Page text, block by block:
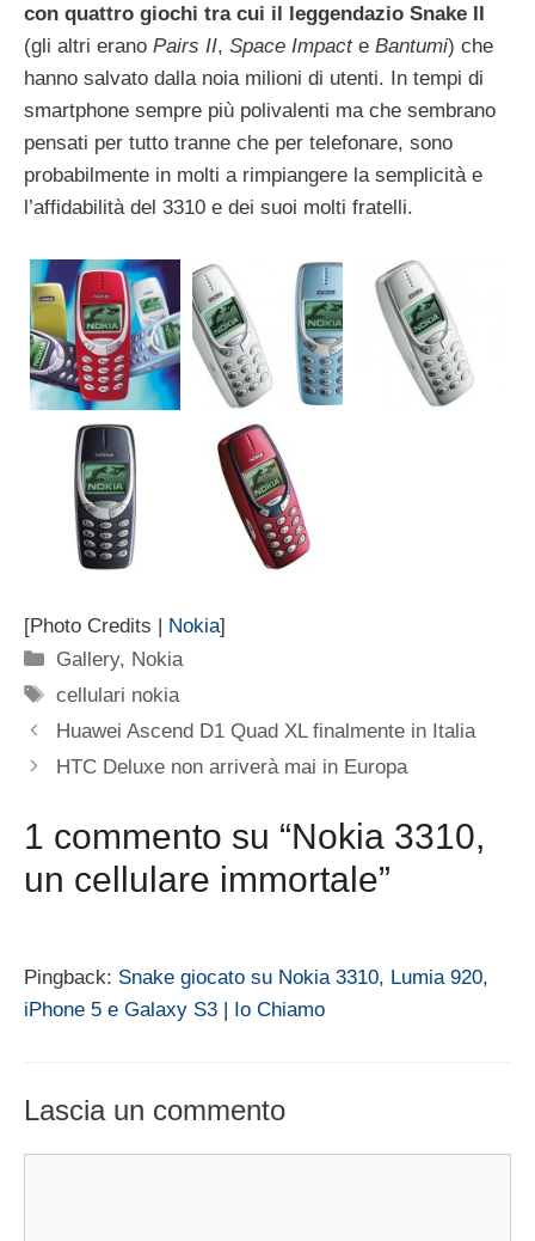
con quattro giochi tra cui il leggendazio Snake II
(gli altri erano Pairs II, Space Impacte Bantumi) che
hanno salvato dalla noia milioni di utenti. In tempi di
smartphone sempre più polivalenti ma che sembrano
pensati per tutto tranne che per telefonare, sono
probabilmente in molti a rimpiangere la semplicità e
l’affidabilità del 3310 e dei suoi molti fratelli.
[Photo Credits | Nokia]
Categorie
Gallery, Nokia
Tag
cellulari nokia
Huawei Ascend D1 Quad XL finalmente in Italia
HTC Deluxe non arriverà mai in Europa
1 commento su “Nokia 3310,
un cellulare immortale”
Pingback: Snake giocato su Nokia 3310, Lumia 920,
iPhone 5 e Galaxy S3 | Io Chiamo
Lascia un commento